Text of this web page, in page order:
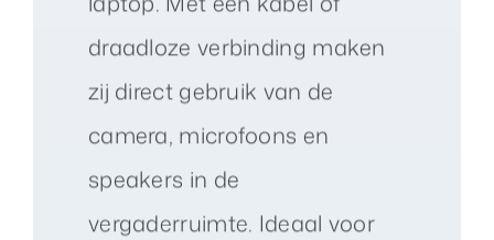
draadloze verbinding maken
zij direct gebruik van de
camera, microfoons en
speakers in de
vergaderruimte. Ideaal voor